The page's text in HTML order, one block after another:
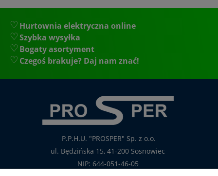
Hurtownia elektryczna online
Szybka wysyłka
Bogaty asortyment
Czegoś brakuje? Daj nam znać!
P.P.H.U. "PROSPER" Sp. z o.o.
ul. Będzińska 15, 41-200 Sosnowiec
NIP: 644-051-46-05